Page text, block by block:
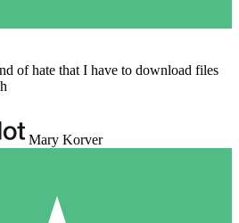
of hate that I have to download files
Mary Korver